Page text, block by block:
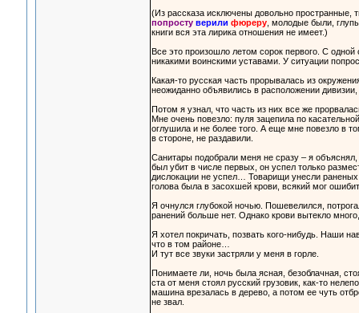
(Из рассказа исключены довольно
попросту верили фюреру, молодые были,
книги вся эта лирика отношения не имеет.)
Все это произошло летом сорок первого. С
никакими воинскими уставами. У ситуации
Какая-то русская часть прорывалась из
неожиданно объявились в расположении
Потом я узнал, что часть из них все же
Мне очень повезло: пуля зацепила по
оглушила и не более того. А еще мне повезло в
в стороне, не раздавили.
Санитары подобрали меня не сразу – я
был убит в числе первых, он успел только
дислокации не успел… Товарищи унесли
голова была в засохшей крови, всякий мог
Я очнулся глубокой ночью. Пошевелился,
ранений больше нет. Однако крови вытекло
Я хотел покричать, позвать кого-нибудь. Наши
что в том районе…
И тут все звуки застряли у меня в горле.
Понимаете ли, ночь была ясная, безоблачная,
ста от меня стоял русский грузовик, как-то
машина врезалась в дерево, а потом ее чуть
не звал.